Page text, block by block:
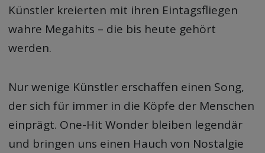
Künstler kreierten mit ihren Eintagsfliegen
wahre Megahits – die bis heute gehört
werden.
Nur wenige Künstler erschaffen einen Song,
der sich für immer in die Köpfe der Menschen
einprägt. One-Hit Wonder bleiben legendär
und bringen uns einen Hauch von Nostalgie